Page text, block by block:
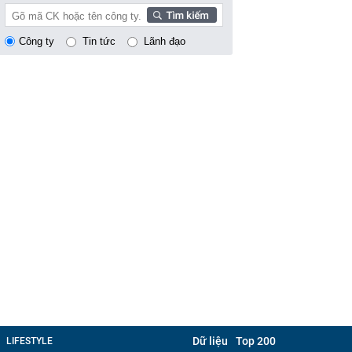
Công ty Tin tức Lãnh đạo
LIFESTYLE Dữ liệu Top 200